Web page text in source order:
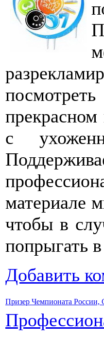
с
материале
чтобы в
попрыгать
Добавить
Призер Чемпионата России,